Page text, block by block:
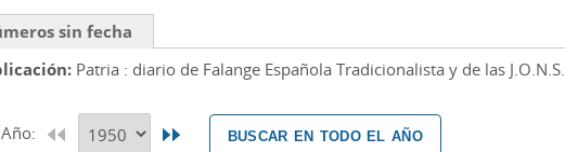
sin fecha
Patria : diario de Falange Española Tradicionalista y de las J.O.N.S.
Año: buscar en todo el año